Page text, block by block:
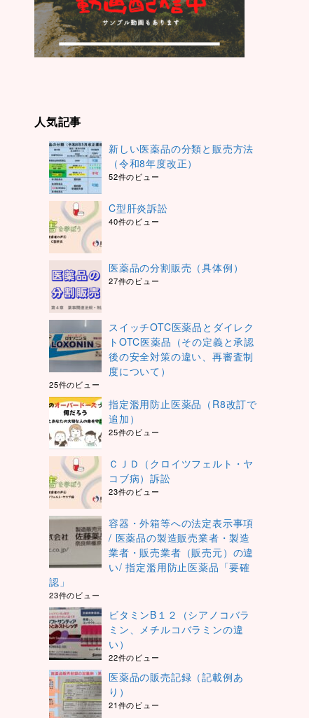
人気記事
新しい医薬品の分類と販売方法
（令和8年度改正）
52件のビュー
C型肝炎訴訟
40件のビュー
医薬品の分割販売（具体例）
27件のビュー
スイッチOTC医薬品とダイレク
トOTC医薬品（その定義と承認
後の安全対策の違い、再審査制
度について）
25件のビュー
指定濫用防止医薬品（R8改訂で
追加）
25件のビュー
ＣＪＤ（クロイツフェルト・ヤ
コブ病）訴訟
23件のビュー
容器・外箱等への法定表示事項
/ 医薬品の製造販売業者・製造
業者・販売業者（販売元）の違
い/ 指定濫用防止医薬品「要確
認」
23件のビュー
ビタミンB１２（シアノコバラ
ミン、メチルコバラミンの違
い）
22件のビュー
医薬品の販売記録（記載例あ
り）
21件のビュー